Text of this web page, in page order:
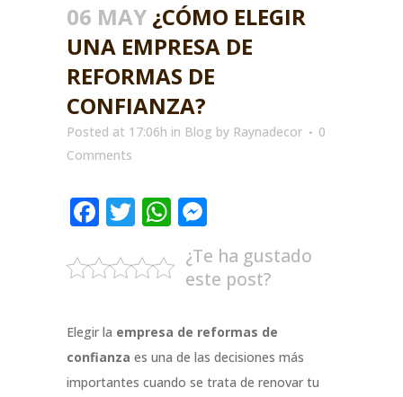
06 MAY ¿CÓMO ELEGIR
UNA EMPRESA DE
REFORMAS DE
CONFIANZA?
Posted at 17:06h in Blog by Raynadecor
0
Comments
Facebook
TwitterWhatsApp
¿Te ha gustado
este post?
Elegir la empresa de reformas de
confianza es una de las decisiones más
importantes cuando se trata de renovar tu